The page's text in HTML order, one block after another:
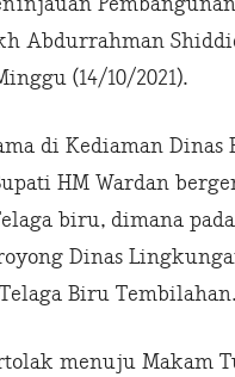
Abdurrahman
(14/10/2021).
di Kediaman Dinas
HM Wardan
biru, dimana
Dinas
Biru Tembilahan.
menuju Makam